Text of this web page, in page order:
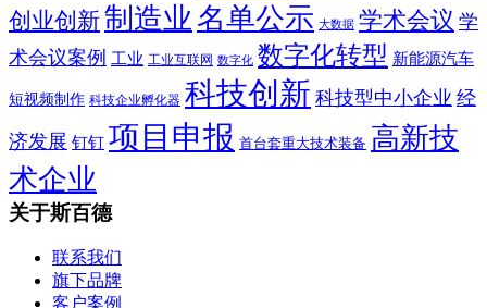
创业创新制造业 名单公示 大数据 学术会议 学
术会议案例 工业 工业互联网 数字化 数字化转型 新能源汽车
短视频制作 科技企业孵化器 科技创新 科技型中小企业 经
济发展 钉钉 项目申报 首台套重大技术装备 高新技
术企业
关于斯百德
联系我们
旗下品牌
客户案例